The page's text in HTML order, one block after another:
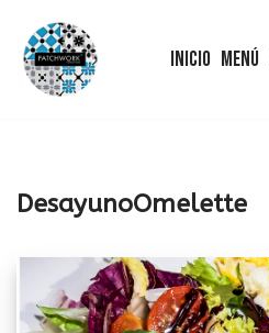
Saltar
Inicio Menú
DesayunoOmelette